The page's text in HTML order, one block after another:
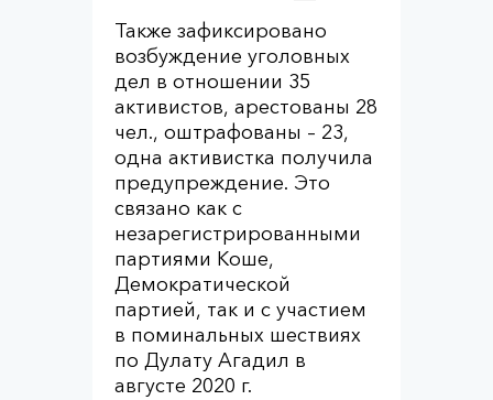
Также зафиксировано
возбуждение уголовных
дел в отношении 35
активистов, арестованы 28
чел., оштрафованы – 23,
одна активистка получила
предупреждение. Это
связано как с
незарегистрированными
партиями Коше,
Демократической
партией, так и с участием
в поминальных шествиях
по Дулату Агадил в
августе 2020 г.